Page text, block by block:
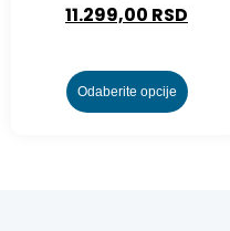
11.299,00 RSD
Odaberite opcije